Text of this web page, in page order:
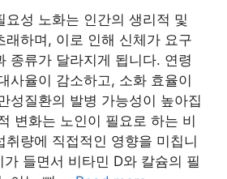
요성 노화는 인간의 생리적 및
래하며, 이로 인해 신체가 요구
종류가 달라지게 됩니다. 연령
사율이 감소하고, 소화 효율이
성질환의 발병 가능성이 높아집
변화는 노인이 필요로 하는 비
취량에 직접적인 영향을 미칩니
들면서 비타민 D와 칼슘의 필